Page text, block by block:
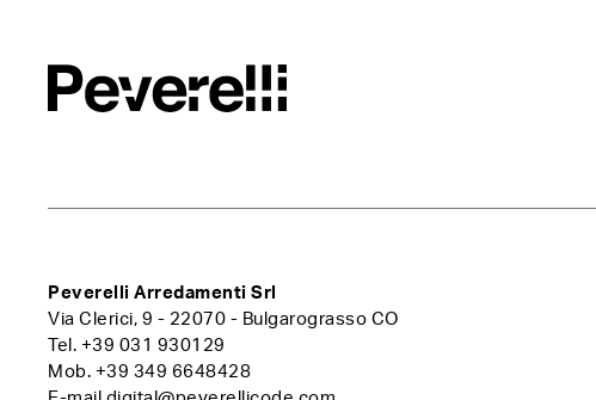
Peverelli Arredamenti Srl
Via Clerici, 9 - 22070 - Bulgarograsso CO
Tel. +39 031 930129
Mob. +39 349 6648428